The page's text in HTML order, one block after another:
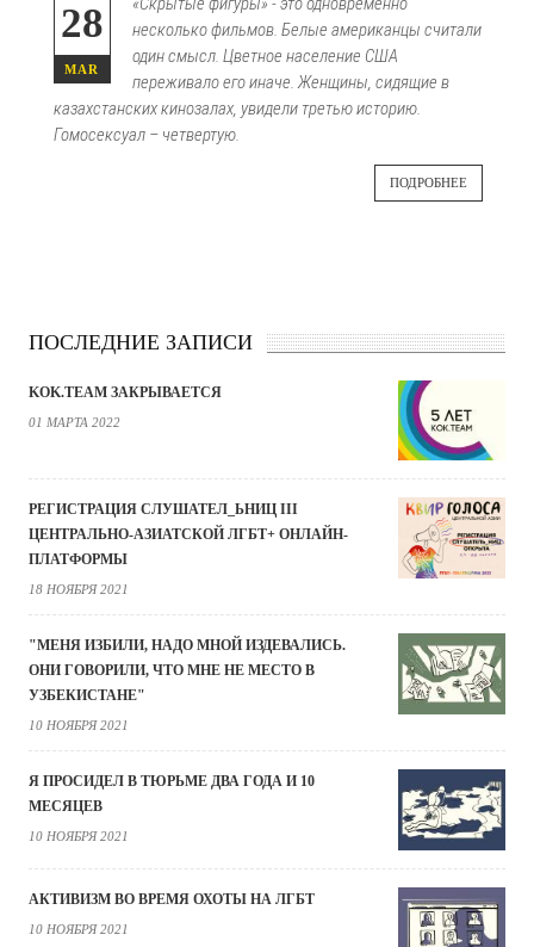
28
MAR
несколько фильмов. Белые американцы считали
один смысл. Цветное население США
переживало его иначе. Женщины, сидящие в
казахстанских кинозалах, увидели третью историю.
Гомосексуал – четвертую.
ПОДРОБНЕЕ
ПОСЛЕДНИЕ ЗАПИСИ
KOK.TEAM ЗАКРЫВАЕТСЯ
01 МАРТА 2022
РЕГИСТРАЦИЯ СЛУШАТЕЛ_ЬНИЦ III
ЦЕНТРАЛЬНО-АЗИАТСКОЙ ЛГБТ+ ОНЛАЙН-
ПЛАТФОРМЫ
18 НОЯБРЯ 2021
"МЕНЯ ИЗБИЛИ, НАДО МНОЙ ИЗДЕВАЛИСЬ.
ОНИ ГОВОРИЛИ, ЧТО МНЕ НЕ МЕСТО В
УЗБЕКИСТАНЕ"
10 НОЯБРЯ 2021
Я ПРОСИДЕЛ В ТЮРЬМЕ ДВА ГОДА И 10
МЕСЯЦЕВ
10 НОЯБРЯ 2021
АКТИВИЗМ ВО ВРЕМЯ ОХОТЫ НА ЛГБТ
10 НОЯБРЯ 2021